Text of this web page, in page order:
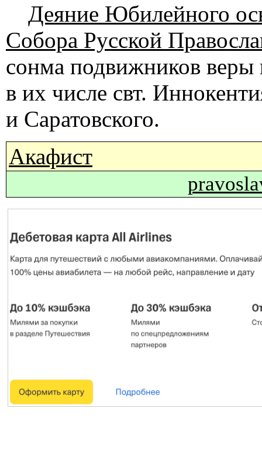
Деяние Юбилейного
Собора Русской
сонма подвижников
в их числе свт.
и Саратовского.
Акафист